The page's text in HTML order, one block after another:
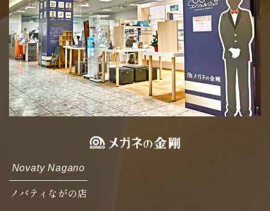
Novaty Nagano
ノバティながの店